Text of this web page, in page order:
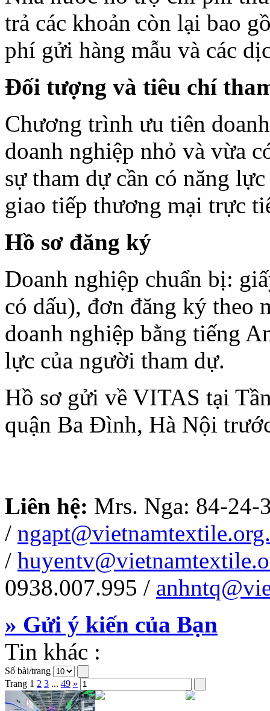
trả các khoản còn lại bao
phí gửi hàng mẫu và các
Đối tượng và tiêu chí
Chương trình ưu tiên
doanh nghiệp nhỏ và vừa
sự tham dự cần có năng
giao tiếp thương mại trực
Hồ sơ đăng ký
Doanh nghiệp chuẩn bị:
có dấu), đơn đăng ký theo
doanh nghiệp bằng tiếng
lực của người tham dự.
Hồ sơ gửi về VITAS tại
quận Ba Đình, Hà Nội
Liên hệ: Mrs. Nga: 84-24-
/
/
0938.007.995 /
» Gửi ý kiến của Bạn
Tin khác :
Số bài/trang
Trang 1 2 3 ... 49 »